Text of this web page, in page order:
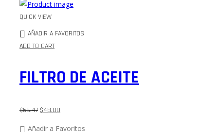
QUICK VIEW
AÑADIR A FAVORITOS
ADD TO CART
FILTRO DE ACEITE
$56.47 $48.00
Añadir a Favoritos